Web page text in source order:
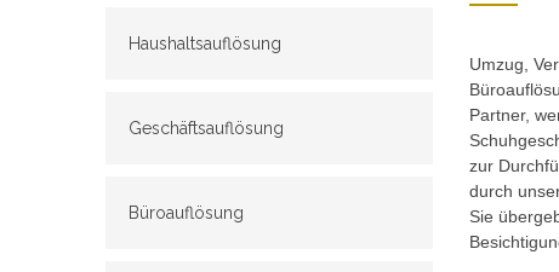
Haushaltsauflösung
Geschäftsauflösung
Büroauflösung
Umzug,
Partner,
zur
durch
Sie